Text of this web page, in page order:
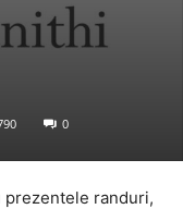
0
prezentele randuri,